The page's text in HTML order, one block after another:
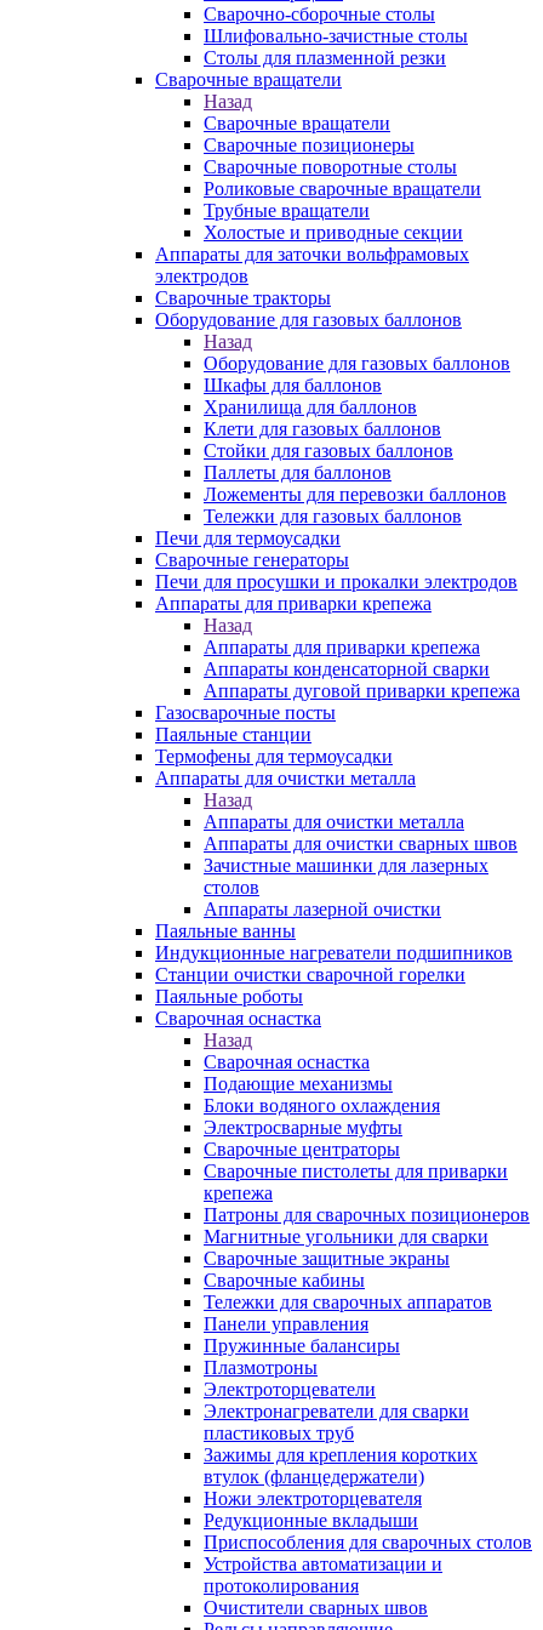
Сварочно-сборочные столы
Шлифовально-зачистные столы
Столы для плазменной резки
Сварочные вращатели
Назад
Сварочные вращатели
Сварочные позиционеры
Сварочные поворотные столы
Роликовые сварочные вращатели
Трубные вращатели
Холостые и приводные секции
Аппараты для заточки вольфрамовых
электродов
Сварочные тракторы
Оборудование для газовых баллонов
Назад
Оборудование для газовых баллонов
Шкафы для баллонов
Хранилища для баллонов
Клети для газовых баллонов
Стойки для газовых баллонов
Паллеты для баллонов
Ложементы для перевозки баллонов
Тележки для газовых баллонов
Печи для термоусадки
Сварочные генераторы
Печи для просушки и прокалки электродов
Аппараты для приварки крепежа
Назад
Аппараты для приварки крепежа
Аппараты конденсаторной сварки
Аппараты дуговой приварки крепежа
Газосварочные посты
Паяльные станции
Термофены для термоусадки
Аппараты для очистки металла
Назад
Аппараты для очистки металла
Аппараты для очистки сварных швов
Зачистные машинки для лазерных
столов
Аппараты лазерной очистки
Паяльные ванны
Индукционные нагреватели подшипников
Станции очистки сварочной горелки
Паяльные роботы
Сварочная оснастка
Назад
Сварочная оснастка
Подающие механизмы
Блоки водяного охлаждения
Электросварные муфты
Сварочные центраторы
Сварочные пистолеты для приварки
крепежа
Патроны для сварочных позиционеров
Магнитные угольники для сварки
Сварочные защитные экраны
Сварочные кабины
Тележки для сварочных аппаратов
Панели управления
Пружинные балансиры
Плазмотроны
Электроторцеватели
Электронагреватели для сварки
пластиковых труб
Зажимы для крепления коротких
втулок (фланцедержатели)
Ножи электроторцевателя
Редукционные вкладыши
Приспособления для сварочных столов
Устройства автоматизации и
протоколирования
Очистители сварных швов